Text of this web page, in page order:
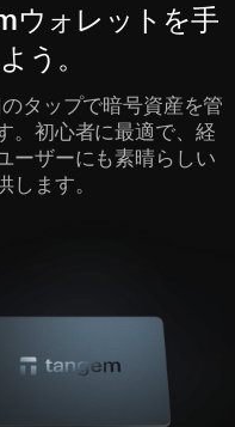
ウォレットを手
う。
タップで暗号資産を管
。初心者に最適で、経
ーザーにも素晴らしい
します。